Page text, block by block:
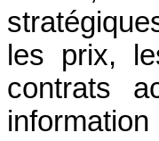
les prix,
contrats